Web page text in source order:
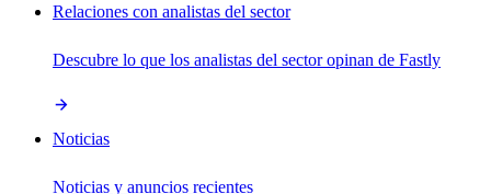
Relaciones con analistas del sector
Descubre lo que los analistas del sector opinan de Fastly
Noticias
Noticias y anuncios recientes